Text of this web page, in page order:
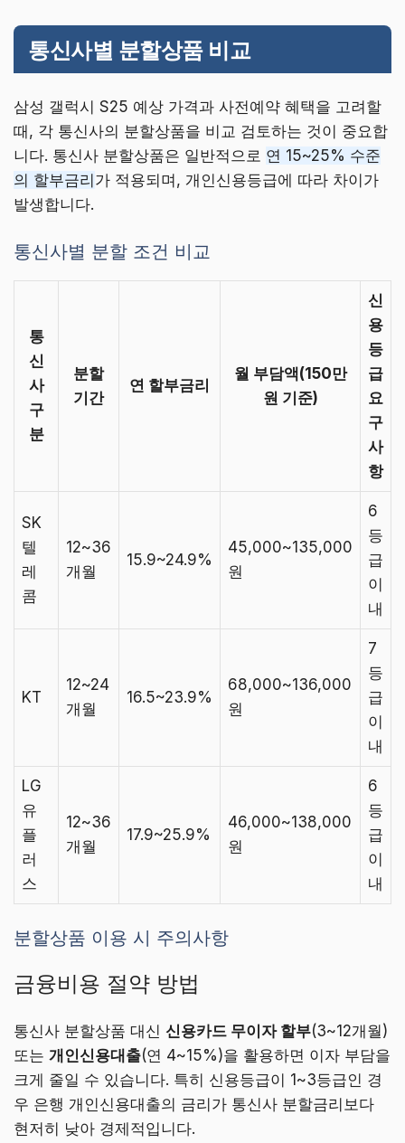
통신사별 분할상품 비교
삼성 갤럭시 S25 예상 가격과 사전예약 혜택을 고려할
때, 각 통신사의 분할상품을 비교 검토하는 것이 중요합
니다. 통신사 분할상품은 일반적으로 연 15~25% 수준
의 할부금리 가 적용되며, 개인신용등급에 따라 차이가
발생합니다.
통신사별 분할 조건 비교
통
신
사
구
분
분할
기간
연 할부금리
월 부담액(150만
원 기준)
신
용
등
급
요
구
사
항
SK
텔
레
콤
12~36
개월
15.9~24.9%
45,000~135,000
원
6
등
급
이
내
KT
12~24
개월
16.5~23.9%
68,000~136,000
원
7
등
급
이
내
LG
유
플
러
스
12~36
개월
17.9~25.9%
46,000~138,000
원
6
등
급
이
내
분할상품 이용 시 주의사항
금융비용 절약 방법
통신사 분할상품 대신 신용카드 무이자 할부(3~12개월)
또는 개인신용대출(연 4~15%)을 활용하면 이자 부담을
크게 줄일 수 있습니다. 특히 신용등급이 1~3등급인 경
우 은행 개인신용대출의 금리가 통신사 분할금리보다
현저히 낮아 경제적입니다.